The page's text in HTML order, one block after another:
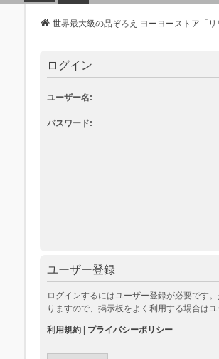
世界最大級の品ぞろえ ヨーヨーストア「リ
ログイン
ユーザー名:
パスワード:
ユーザー登録
ログインするにはユーザー登録が必要です
りますので、掲示板をよく利用する場合は
利用規約| プライバシーポリシー